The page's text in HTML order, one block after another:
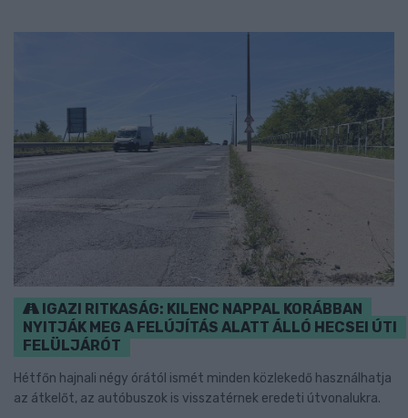
IGAZI RITKASÁG: KILENC NAPPAL KORÁBBAN
NYITJÁK MEG A FELÚJÍTÁS ALATT ÁLLÓ HECSEI ÚTI
FELÜLJÁRÓT
Hétfőn hajnali négy órától ismét minden közlekedő használhatja
az átkelőt, az autóbuszok is visszatérnek eredeti útvonalukra.